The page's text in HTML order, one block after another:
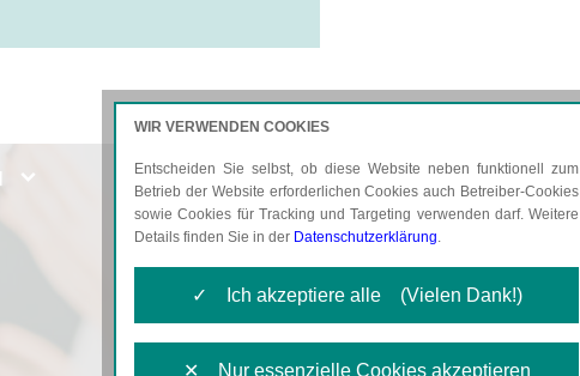
AKTUELLES KARRIERE
WIR VERWENDEN COOKIES
Entscheiden Sie selbst, ob diese Website neben funktionell zum
Betrieb der Website erforderlichen Cookies auch Betreiber-Cookies
sowie Cookies für Tracking und Targeting verwenden darf. Weitere
Details finden Sie in der Datenschutzerklärung.
✓ Ich akzeptiere alle (Vielen Dank!)
✕ Nur essenzielle Cookies akzeptieren